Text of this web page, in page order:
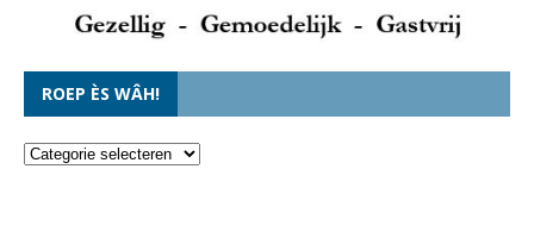
ROEP ÈS WÂH!